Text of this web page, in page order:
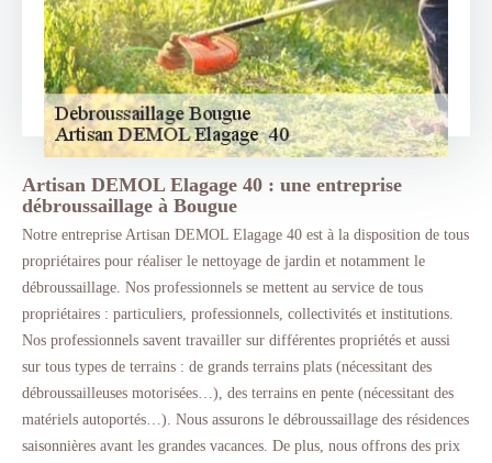
Artisan DEMOL Elagage 40 : une entreprise
débroussaillage à Bougue
Notre entreprise Artisan DEMOL Elagage 40 est à la disposition de tous
propriétaires pour réaliser le nettoyage de jardin et notamment le
débroussaillage. Nos professionnels se mettent au service de tous
propriétaires : particuliers, professionnels, collectivités et institutions.
Nos professionnels savent travailler sur différentes propriétés et aussi
sur tous types de terrains : de grands terrains plats (nécessitant des
débroussailleuses motorisées…), des terrains en pente (nécessitant des
matériels autoportés…). Nous assurons le débroussaillage des résidences
saisonnières avant les grandes vacances. De plus, nous offrons des prix